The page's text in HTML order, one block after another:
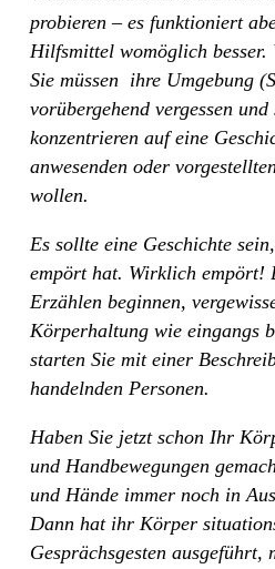
probieren – es funktioniert
Hilfsmittel womöglich
Sie müssen ihre Umgebung
vorübergehend vergessen
konzentrieren auf eine
anwesenden oder
wollen.
Es sollte eine Geschichte
empört hat. Wirklich empört!
Erzählen beginnen,
Körperhaltung wie eingangs
starten Sie mit einer
handelnden Personen.
Haben Sie jetzt schon Ihr
und Handbewegungen
und Hände immer noch in
Dann hat ihr Körper
Gesprächsgesten ausgeführt,